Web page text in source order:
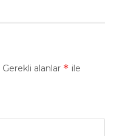
Gerekli alanlar * ile